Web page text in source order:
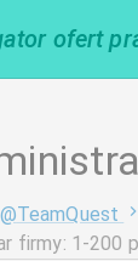
ofert
@TeamQuest
firmy: 1-200